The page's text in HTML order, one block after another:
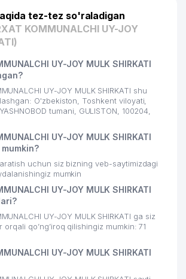
MChJ 347 м
MChJ
BOG'CHASI №329
O'RTA TA'LIM MAKTABI
363 м
PLYUS MChJ 376 м
MEHRIBONLIK UYI
BOG'CHASI №240
MAHALLA QO'MITASI
MChJ 441 м
tez-tez so'raladigan
KOMMUNALCHI UY-JOY
UY-JOY MULK SHIRKATI
UY-JOY MULK SHIRKATI shu
O'zbekiston, Toshkent viloyati,
tumani, GULISTON, 100204,
UY-JOY MULK SHIRKATI
uchun siz bizning veb-saytimizdagi
mumkin
UY-JOY MULK SHIRKATI
UY-JOY MULK SHIRKATI ga siz
orqali qo’ng’iroq qilishingiz mumkin: 71
UY-JOY MULK SHIRKATI